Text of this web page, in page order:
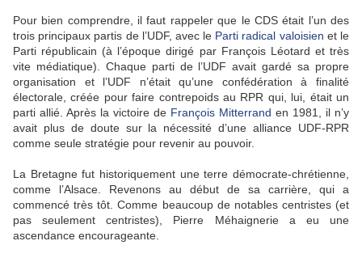
Pour bien comprendre, il faut rappeler que le CDS était l’un des
trois principaux partis de l’UDF, avec le Parti radical valoisien et le
Parti républicain (à l’époque dirigé par François Léotard et très
vite médiatique). Chaque parti de l’UDF avait gardé sa propre
organisation et l’UDF n’était qu’une confédération à finalité
électorale, créée pour faire contrepoids au RPR qui, lui, était un
parti allié. Après la victoire de François Mitterrand en 1981, il n’y
avait plus de doute sur la nécessité d’une alliance UDF-RPR
comme seule stratégie pour revenir au pouvoir.
La Bretagne fut historiquement une terre démocrate-chrétienne,
comme l’Alsace. Revenons au début de sa carrière, qui a
commencé très tôt. Comme beaucoup de notables centristes (et
pas seulement centristes), Pierre Méhaignerie a eu une
ascendance encourageante.